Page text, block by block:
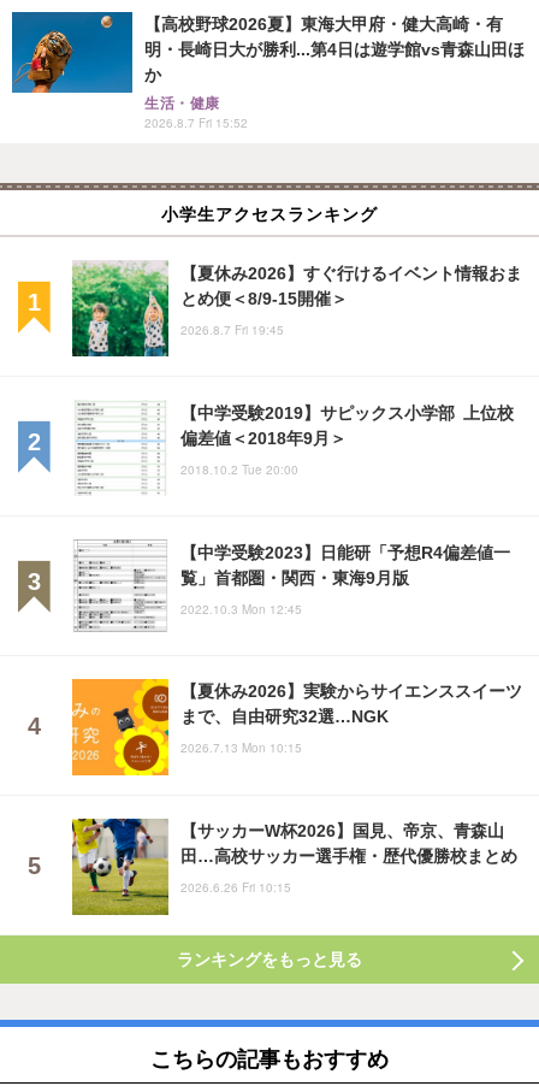
【高校野球2026夏】東海大甲府・健大高崎・有
明・長崎日大が勝利...第4日は遊学館vs青森山田ほ
か
生活・健康
2026.8.7 Fri 15:52
小学生アクセスランキング
【夏休み2026】すぐ行けるイベント情報おま
とめ便＜8/9-15開催＞
2026.8.7 Fri 19:45
【中学受験2019】サピックス小学部 上位校
偏差値＜2018年9月＞
2018.10.2 Tue 20:00
【中学受験2023】日能研「予想R4偏差値一
覧」首都圏・関西・東海9月版
2022.10.3 Mon 12:45
【夏休み2026】実験からサイエンススイーツ
まで、自由研究32選…NGK
2026.7.13 Mon 10:15
【サッカーW杯2026】国見、帝京、青森山
田…高校サッカー選手権・歴代優勝校まとめ
2026.6.26 Fri 10:15
ランキングをもっと見る
こちらの記事もおすすめ